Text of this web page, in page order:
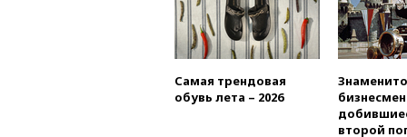
Самая трендовая
обувь лета – 2026
второй